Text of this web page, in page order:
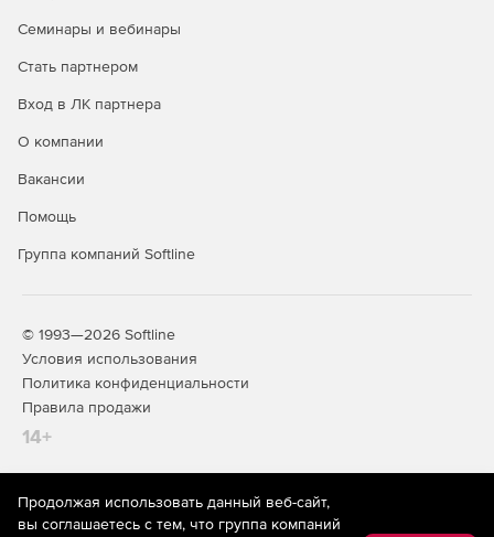
Семинары и вебинары
Стать партнером
Вход в ЛК партнера
О компании
Вакансии
Помощь
Группа компаний Softline
© 1993—2026 Softline
Условия использования
Политика конфиденциальности
Правила продажи
14+
На информационном ресурсе store.softline.ru применяются
рекомендательные технологии(информационные технологии
Продолжая использовать данный веб-сайт,
вы соглашаетесь с тем, что группа компаний